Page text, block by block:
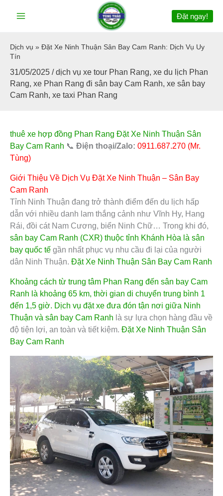
Đặt ngay!
Dịch vụ » Đặt Xe Ninh Thuận Sân Bay Cam Ranh: Dịch Vụ Uy
Tín
31/05/2025 /dịch vụ xe tour Phan Rang, xe du lịch Phan
Rang, xe Phan Rang đi sân bay Cam Ranh, xe sân bay
Cam Ranh, xe taxi Phan Rang
thuê xe hợp đồng Phan Rang Đặt Xe Ninh Thuận Sân
Bay Cam Ranh 📞 Điện thoại/Zalo: 0911.687.270 (Mr.
Tùng)
Giới Thiệu Về Dịch Vụ Đặt Xe Ninh Thuận – Sân Bay
Cam Ranh
Tỉnh Ninh Thuận đang trở thành điểm đến du lịch hấp
dẫn với nhiều danh lam thắng cảnh như Vĩnh Hy, Hang
Rái, đồi cát Nam Cương, biển Ninh Chữ… Trong khi đó,
sân bay Cam Ranh (CXR) thuộc tỉnh Khánh Hòa là sân
bay quốc tế gần nhất phục vụ nhu cầu đi lại của người
dân Ninh Thuận. Đặt Xe Ninh Thuận Sân Bay Cam Ranh
Khoảng cách từ trung tâm Phan Rang đến sân bay Cam
Ranh là khoảng 65 km, thời gian di chuyển trung bình 1
đến 1,5 giờ. Dịch vụ đặt xe đưa đón tận nơi giữa Ninh
Thuận và sân bay Cam Ranh là sự lựa chọn hàng đầu về
độ tiện lợi, an toàn và tiết kiệm. Đặt Xe Ninh Thuận Sân
Bay Cam Ranh